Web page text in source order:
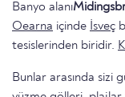
Banyo alanı
Oearna içinde İsveç
tesislerinden biridir.
Bunlar arasında sizi